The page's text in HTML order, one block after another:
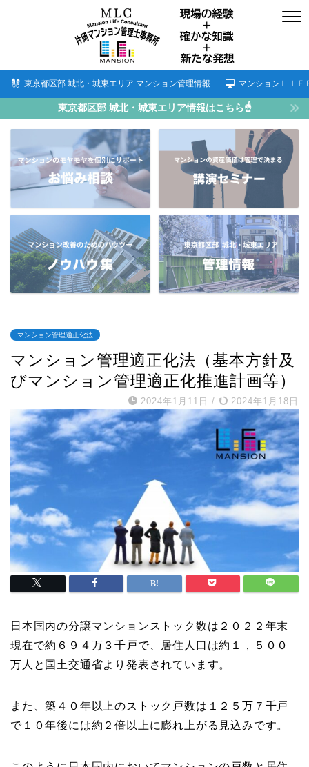
東京都区部 城北・城東エリア マンション管理情報 マンションＬＩＦ
東京都区部 城北・城東エリア情報はこちら☝
マンション管理適正化法
マンション管理適正化法（基本⽅針及
びマンション管理適正化推進計画等）
2024年1月11日 / 2024年1月18日
日本国内の分譲マンションストック数は２０２２年末
現在で約６９４万３千戸で、居住人口は約１，５００
万人と国土交通省より発表されています。
また、築４０年以上のストック戸数は１２５万７千戸
で１０年後には約２倍以上に膨れ上がる見込みです。